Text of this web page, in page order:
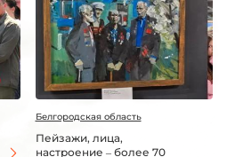
Белгородская область
Пейзажи, лица,
настроение – более 70